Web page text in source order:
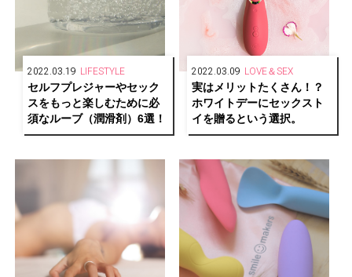
2022.03.19 LIFESTYLE
セルフプレジャーやセック
スをもっと楽しむために必
須なルーブ（潤滑剤）6選！
2022.03.09 LOVE＆SEX
実はメリットたくさん！？
ホワイトデーにセックスト
イを贈るという選択。